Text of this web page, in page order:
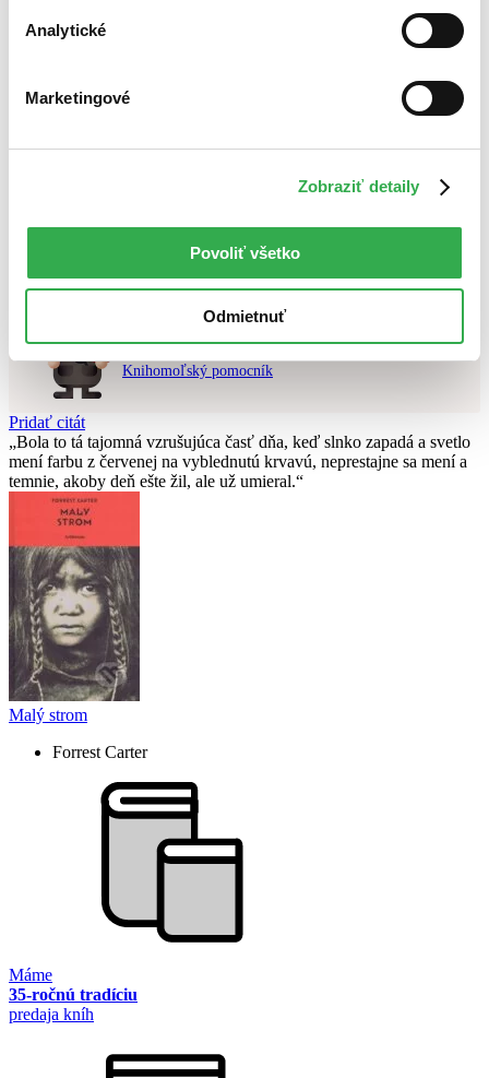
Analytické
Marketingové
Zobraziť detaily
Povoliť všetko
Odmietnuť
Top hodnotené
Najlacnejšie
Nebol nájdenýžiadny titulvyhovujúci zadaným podmienkam.
Skúste prosím zmeniť vyhľadávaný výraz.
Chcete poradiť knihu?
Náš pomocník Sherlock vám ju s radosťou vypátra!
Knihomoľský pomocník
Pridať citát
Bola to tá tajomná vzrušujúca časť dňa, keď slnko zapadá a svetlo
mení farbu z červenej na vyblednutú krvavú, neprestajne sa mení a
temnie, akoby deň ešte žil, ale už umieral.
Malý strom
Forrest Carter
Máme
35-ročnú tradíciu
predaja kníh